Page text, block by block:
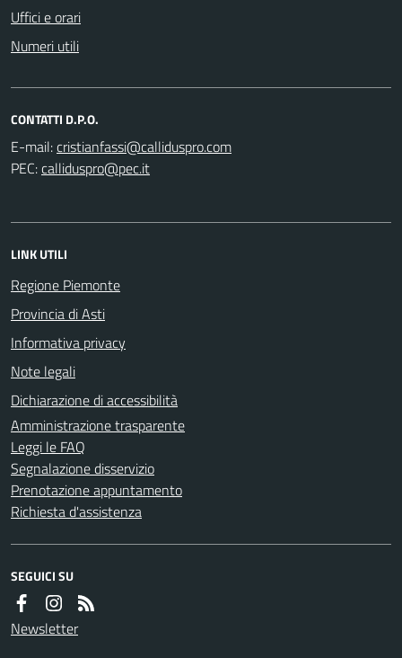
Uffici e orari
Numeri utili
CONTATTI D.P.O.
E-mail:
PEC:
LINK UTILI
Regione Piemonte
Provincia di Asti
Informativa privacy
Note legali
Dichiarazione di accessibilità
Amministrazione trasparente
Leggi le FAQ
Segnalazione disservizio
Prenotazione appuntamento
Richiesta d'assistenza
SEGUICI SU
Newsletter